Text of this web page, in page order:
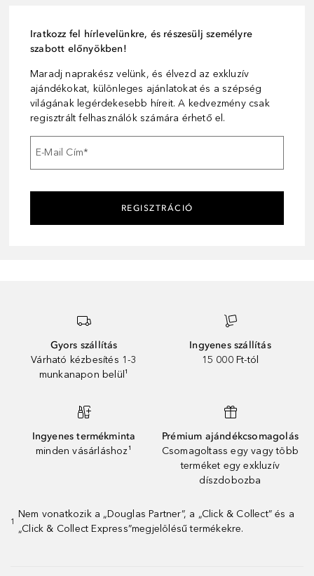
Iratkozz fel hírlevelünkre, és részesülj személyre
szabott előnyökben!
Maradj naprakész velünk, és élvezd az exkluzív
ajándékokat, különleges ajánlatokat és a szépség
világának legérdekesebb híreit. A kedvezmény csak
regisztrált felhasználók számára érhető el.
E-Mail Cím*
REGISZTRÁCIÓ
Gyors szállítás
Várható kézbesítés 1-3
munkanapon belül¹
Ingyenes szállítás
15 000 Ft-tól
Ingyenes termékminta
minden vásárláshoz¹
Prémium ajándékcsomagolás
Csomagoltass egy vagy több
terméket egy exkluzív
díszdobozba
1
Nem vonatkozik a „Douglas Partner”, a „Click & Collect” és a
„Click & Collect Express”megjelölésű termékekre.